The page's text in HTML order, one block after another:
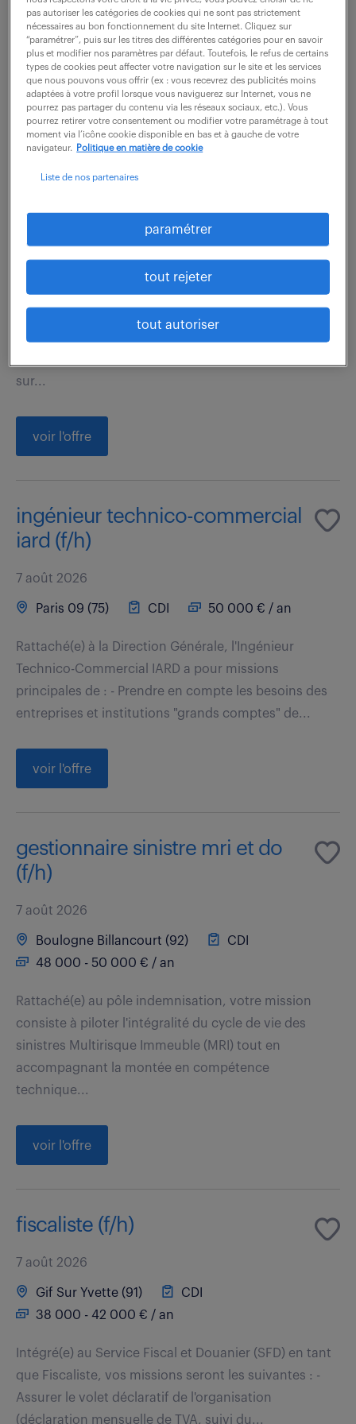
gerbeur, (Toyota, Manitou ….) - Etablissement d'un
suivi de devis pour transmission au...
voir l'offre
Bonneuil Sur Marne (94)
Rattaché(e) directement au Directeur Commercial et
Marketing, vous êtes responsable du management de
l'équipe commerciale en charge de clients
sur...
voir l'offre
ingénieur technico-commercial
iard (f/h)
7 août 2026
Paris 09 (75) CDI 50 000 € / an
Rattaché(e) à la Direction Générale, l'Ingénieur
Technico-Commercial IARD a pour missions
principales de : - Prendre en compte les besoins des
entreprises et institutions "grands comptes" de...
voir l'offre
gestionnaire sinistre mri et do
(f/h)
7 août 2026
Boulogne Billancourt (92)
CDI
48 000 - 50 000 € / an
Rattaché(e) au pôle indemnisation, votre mission
consiste à piloter l'intégralité du cycle de vie des
sinistres Multirisque Immeuble (MRI) tout en
accompagnant la montée en compétence
technique...
voir l'offre
fiscaliste (f/h)
7 août 2026
Gif Sur Yvette (91)
CDI
38 000 - 42 000 € / an
Intégré(e) au Service Fiscal et Douanier (SFD) en tant
que Fiscaliste, vos missions seront les suivantes : -
Assurer le volet déclaratif de l'organisation
(déclaration mensuelle de TVA, suivi du...
pas autoriser les catégories de cookies qui ne sont pas strictement
nécessaires au bon fonctionnement du site Internet. Cliquez sur
“paramétrer”, puis sur les titres des différentes catégories pour en savoir
plus et modifier nos paramètres par défaut. Toutefois, le refus de certains
types de cookies peut affecter votre navigation sur le site et les services
que nous pouvons vous offrir (ex : vous recevrez des publicités moins
adaptées à votre profil lorsque vous naviguerez sur Internet, vous ne
pourrez pas partager du contenu via les réseaux sociaux, etc.). Vous
pourrez retirer votre consentement ou modifier votre paramétrage à tout
moment via l’icône cookie disponible en bas et à gauche de votre
navigateur.
Politique en matière de cookie
Liste de nos partenaires
paramétrer
tout rejeter
tout autoriser